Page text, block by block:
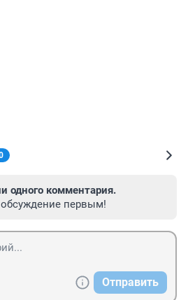
одного комментария.
первым!
Отправить